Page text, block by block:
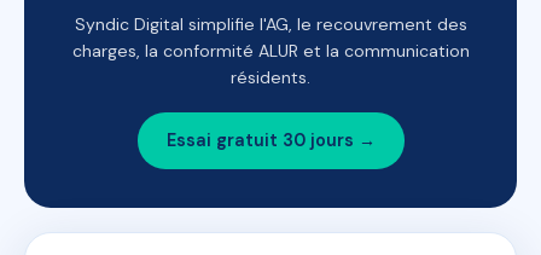
Syndic Digital simplifie l'AG, le recouvrement des
charges, la conformité ALUR et la communication
résidents.
Essai gratuit 30 jours →